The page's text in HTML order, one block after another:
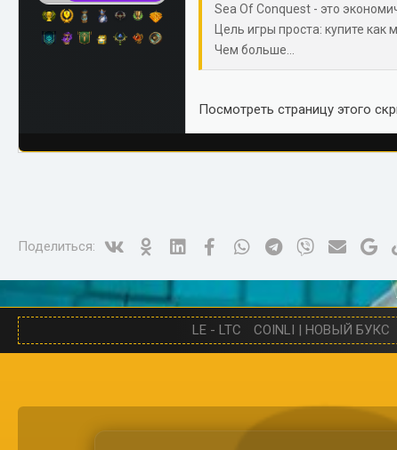
Sea Of Conquest - это
Цель игры проста: купите
Чем больше...
Посмотреть страницу этого
Поделиться: Ok Linked InFacebookWhatsAppTelegram
Viber
LE - LTC COINLI | НОВЫЙ БУКС